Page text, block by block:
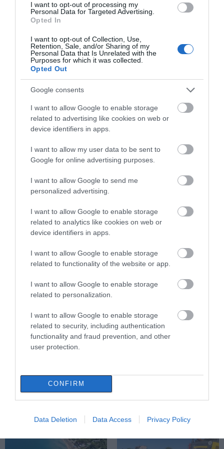
I want to opt-out of processing my
Personal Data for Targeted Advertising.
Opted In
I want to opt-out of Collection, Use,
Retention, Sale, and/or Sharing of my
Personal Data that Is Unrelated with the
Purposes for which it was collected.
Opted Out
Google consents
I want to allow Google to enable storage
related to advertising like cookies on web or
device identifiers in apps.
I want to allow my user data to be sent to
Google for online advertising purposes.
I want to allow Google to send me
personalized advertising.
I want to allow Google to enable storage
related to analytics like cookies on web or
device identifiers in apps.
I want to allow Google to enable storage
related to functionality of the website or app.
I want to allow Google to enable storage
related to personalization.
I want to allow Google to enable storage
related to security, including authentication
functionality and fraud prevention, and other
user protection.
CONFIRM
Data Deletion Data Access Privacy Policy
Εύβοια: Προσοχή! Που
απαγορεύεται η κυκλοφορία
09.08.2026 | 17:00
15 Αυγούστου: Πώς αμείβεται η
υποχρεωτική αργία – Τι ισχύει
Χάος στην Εύβοια: Ουρά
χιλιομέτρων μέσα στον Αύγουστο
πλοίο!»
09.08.2026 | 16:20
Παραλία «διαμάντι»: Θυμίζει
Κουφονήσια και απέχει μόλις 1,5
ώρα από την Αθήνα
09.08.2026 | 16:00
Νέα τραγωδία σε παραλία της
09.08.2026 | 15:40
Market Pass: Νέος κύκλος από το
φθινόπωρο του 2026 – Πότε
09.08.2026 | 15:20
Εύβοια: Έργα οδοποιίας 2,4 εκατ.
ευρώ – Ποιοι δρόμοι αλλάζουν
Τουρισμός για Όλους 2026-2027:
Ποιοι κάνουν αίτηση σήμερα –
09.08.2026 | 14:40
Έκτακτα μέτρα και απαγορεύσεις
ενώνεται για το
«στιφάδο της
που συνεχίζεται
τραγουδιστή στην
Εύβοια – Δείτε τι έγινε
Εύβοια: Προσοχή! Που
απαγορεύεται η
κυκλοφορία οχημάτων
και πεζών
Χάος στην Εύβοια:
«Κινδυνεύουμε να